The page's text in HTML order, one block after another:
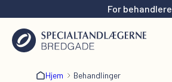
For behandlere
Hjem Behandlinger